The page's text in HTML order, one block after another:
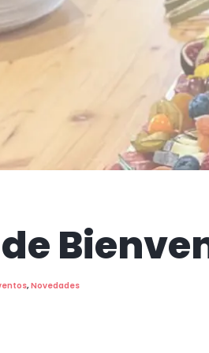
, Novedades